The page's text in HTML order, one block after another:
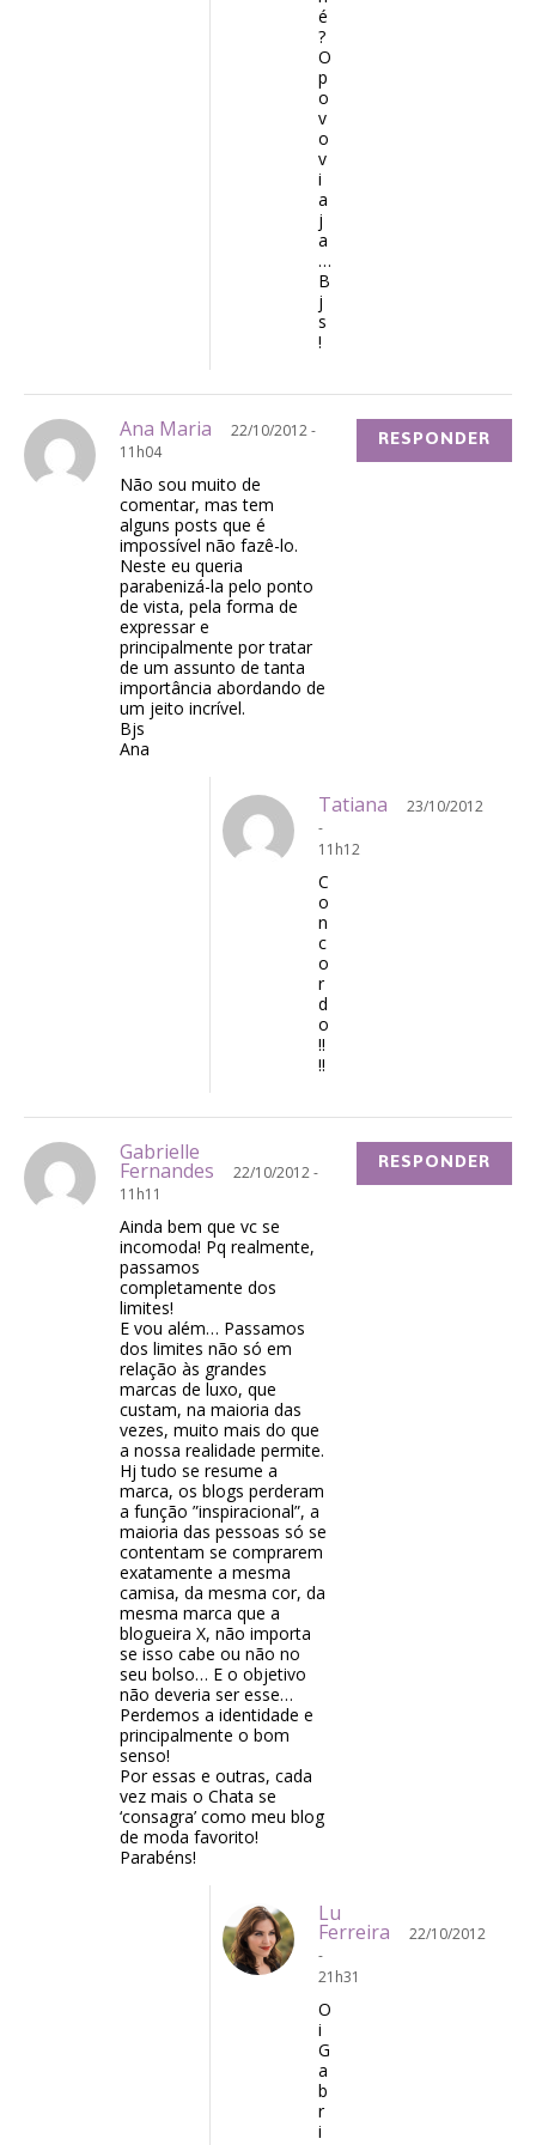
é
?
O
p
o
v
o
v
i
a
j
a
…
B
j
s
!
Ana Maria
22/10/2012 -
11h04
Não sou muito de
comentar, mas tem
alguns posts que é
impossível não fazê-lo.
Neste eu queria
parabenizá-la pelo ponto
de vista, pela forma de
expressar e
principalmente por tratar
de um assunto de tanta
importância abordando de
um jeito incrível.
Bjs
Ana
RESPONDER
Tatiana
23/10/2012
-
11h12
C
o
n
c
o
r
d
o
!!
!!
Gabrielle
Fernandes
22/10/2012 -
11h11
Ainda bem que vc se
incomoda! Pq realmente,
passamos
completamente dos
limites!
E vou além… Passamos
dos limites não só em
relação às grandes
marcas de luxo, que
custam, na maioria das
vezes, muito mais do que
a nossa realidade permite.
Hj tudo se resume a
marca, os blogs perderam
a função ”inspiracional”, a
maioria das pessoas só se
contentam se comprarem
exatamente a mesma
camisa, da mesma cor, da
mesma marca que a
blogueira X, não importa
se isso cabe ou não no
seu bolso… E o objetivo
não deveria ser esse…
Perdemos a identidade e
principalmente o bom
senso!
Por essas e outras, cada
vez mais o Chata se
‘consagra’ como meu blog
de moda favorito!
Parabéns!
RESPONDER
Lu
Ferreira
22/10/2012
-
21h31
O
i
G
a
b
r
i